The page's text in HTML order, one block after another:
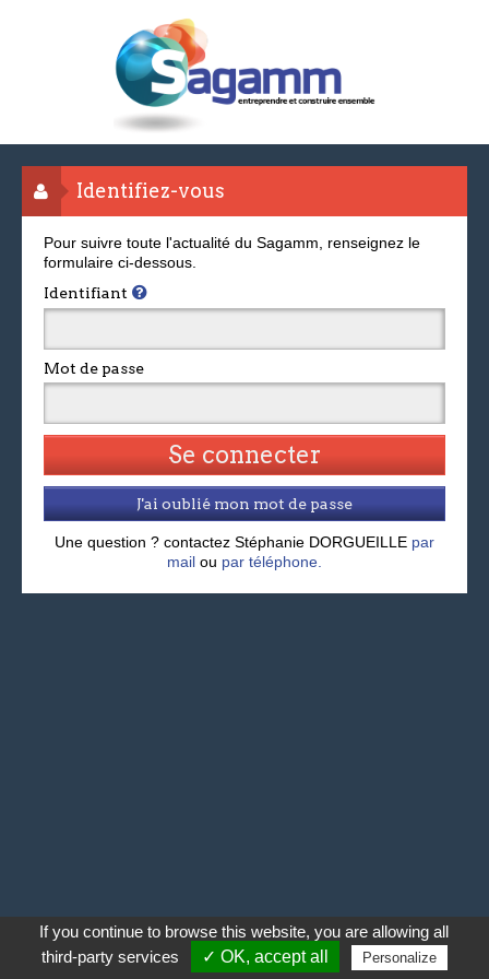
Identifiez-vous
Pour suivre toute l'actualité du Sagamm, renseignez le
formulaire ci-dessous.
Identifiant
Mot de passe
J'ai oublié mon mot de passe
Une question ? contactez Stéphanie DORGUEILLE par
mail ou par téléphone.
If you continue to browse this website, you are allowing all
third-party services
✓ OK, accept all Personalize